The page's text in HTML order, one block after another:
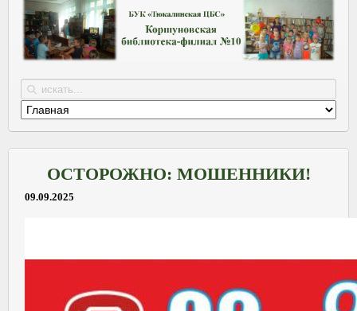
ОСТОРОЖНО: МОШЕННИКИ!
09.09.2025